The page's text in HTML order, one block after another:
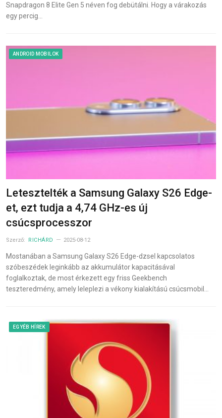
Snapdragon 8 Elite Gen 5 néven fog debütálni. Hogy a várakozás
egy percig…
ANDROID MOBILOK
Letesztelték a Samsung Galaxy S26 Edge-
et, ezt tudja a 4,74 GHz-es új
csúcsprocesszor
Szerző: RICHÁRD 2025-08-12
Mostanában a Samsung Galaxy S26 Edge-dzsel kapcsolatos
szóbeszédek leginkább az akkumulátor kapacitásával
foglalkoztak, de most érkezett egy friss Geekbench
teszteredmény, amely leleplezi a vékony kialakítású csúcsmobil…
EGYÉB HÍREK